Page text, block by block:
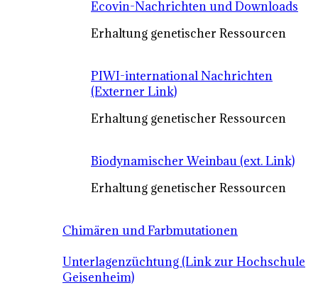
Ecovin-Nachrichten und Downloads
Erhaltung genetischer Ressourcen
PIWI-international Nachrichten
(Externer Link)
Erhaltung genetischer Ressourcen
Biodynamischer Weinbau (ext. Link)
Erhaltung genetischer Ressourcen
Chimären und Farbmutationen
Unterlagenzüchtung (Link zur Hochschule
Geisenheim)